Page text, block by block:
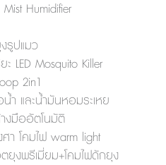
Humidifier
รูปแมว
LED Mosquito Killer
2in1
ำ และน้ำมันหอมระเหย
งมืออัตโนมัติ
า โคมไฟ warm light
ยุงพรีเมี่ยม+โคมไฟดักยุง